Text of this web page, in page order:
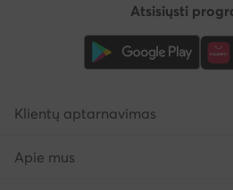
Atsisiųsti
Klientų aptarnavimas
Apie mus